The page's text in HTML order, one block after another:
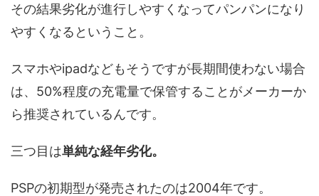
その結果劣化が進行しやすくなってパンパンになり
やすくなるということ。
スマホやipadなどもそうですが長期間使わない場合
は、50%程度の充電量で保管することがメーカーか
ら推奨されているんです。
三つ目は単純な経年劣化。
PSPの初期型が発売されたのは2004年です。